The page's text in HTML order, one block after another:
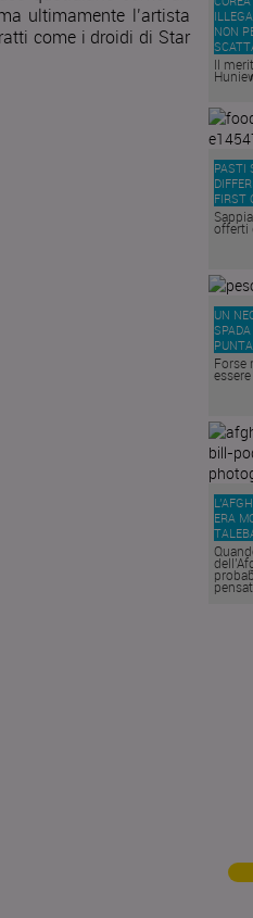
ultimamente l’artista
come i droidi di Star
NON
Il
PASTI
FIRST
offerti
UN
Forse
essere
ERA